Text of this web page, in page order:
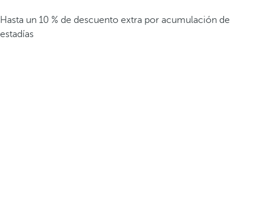
Hasta un 10 % de descuento extra por acumulación de
estadías